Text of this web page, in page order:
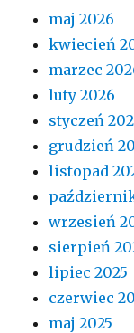
maj 2026
kwiecień
marzec
luty 2026
styczeń
grudzień
listopad
wrzesień
sierpień
lipiec 2025
czerwiec
maj 2025